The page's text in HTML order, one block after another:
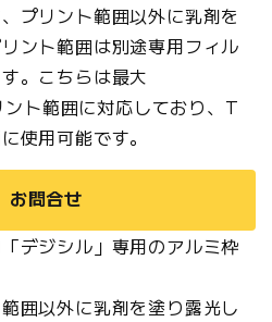
プリント範囲以外に乳剤を
ント範囲は別途専用フィル
。こちらは最大
ト範囲に対応しており、T
使用可能です。
お問合せ
デジシル」専用のアルミ枠
囲以外に乳剤を塗り露光し